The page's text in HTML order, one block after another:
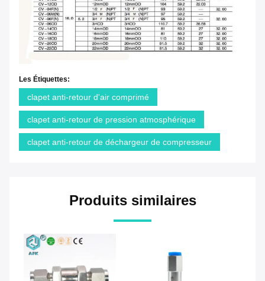
Les Étiquettes:
clapet anti-retour d'air comprimé
clapet anti-retour de pression atmosphérique
clapet anti-retour de déchargeur de compresseur
Produits similaires